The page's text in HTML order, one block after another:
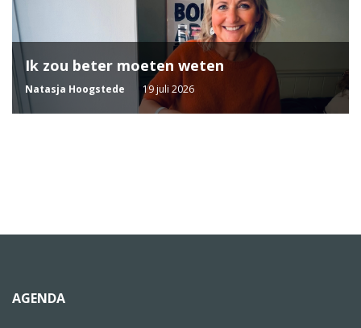
Ik zou beter moeten weten
Natasja Hoogstede 19 juli 2026
AGENDA